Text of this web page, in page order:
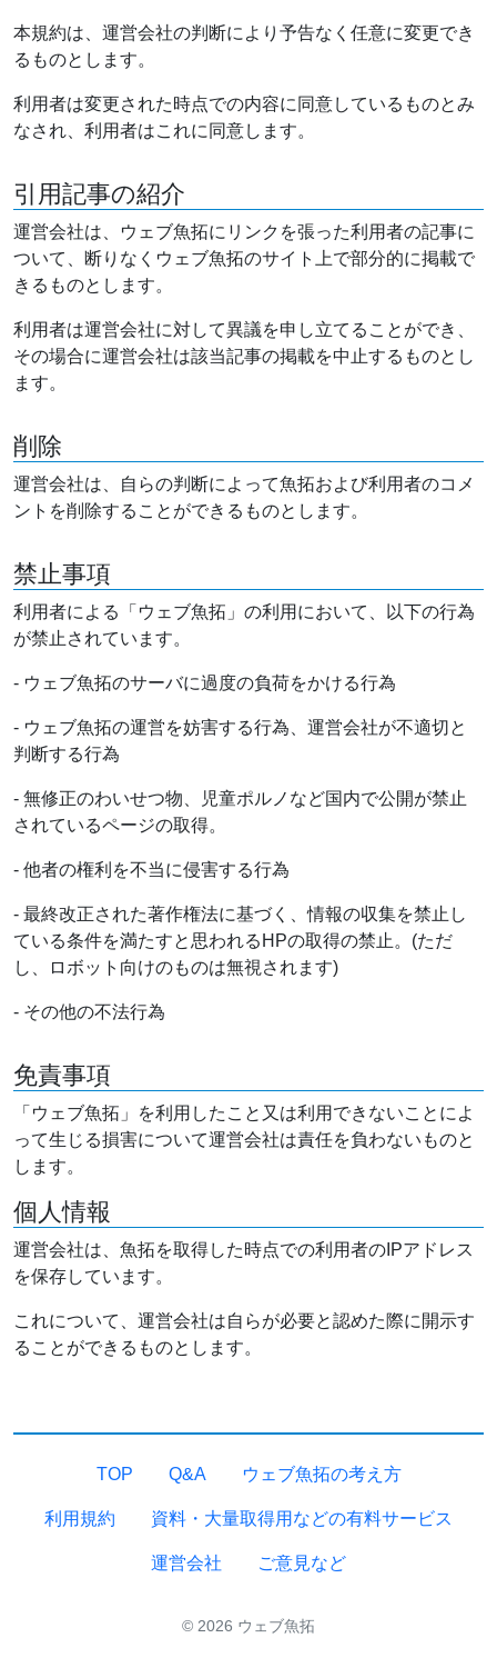
本規約は、運営会社の判断により予告なく任意に変更でき
るものとします。
利用者は変更された時点での内容に同意しているものとみ
なされ、利用者はこれに同意します。
引用記事の紹介
運営会社は、ウェブ魚拓にリンクを張った利用者の記事に
ついて、断りなくウェブ魚拓のサイト上で部分的に掲載で
きるものとします。
利用者は運営会社に対して異議を申し立てることができ、
その場合に運営会社は該当記事の掲載を中止するものとし
ます。
削除
運営会社は、自らの判断によって魚拓および利用者のコメ
ントを削除することができるものとします。
禁止事項
利用者による「ウェブ魚拓」の利用において、以下の行為
が禁止されています。
- ウェブ魚拓のサーバに過度の負荷をかける行為
- ウェブ魚拓の運営を妨害する行為、運営会社が不適切と
判断する行為
- 無修正のわいせつ物、児童ポルノなど国内で公開が禁止
されているページの取得。
- 他者の権利を不当に侵害する行為
- 最終改正された著作権法に基づく、情報の収集を禁止し
ている条件を満たすと思われるHPの取得の禁止。(ただ
し、ロボット向けのものは無視されます)
- その他の不法行為
免責事項
「ウェブ魚拓」を利用したこと又は利用できないことによ
って生じる損害について運営会社は責任を負わないものと
します。
個人情報
運営会社は、魚拓を取得した時点での利用者のIPアドレス
を保存しています。
これについて、運営会社は自らが必要と認めた際に開示す
ることができるものとします。
TOP Q&A ウェブ魚拓の考え方
利用規約 資料・大量取得用などの有料サービス
運営会社 ご意見など
© 2026 ウェブ魚拓